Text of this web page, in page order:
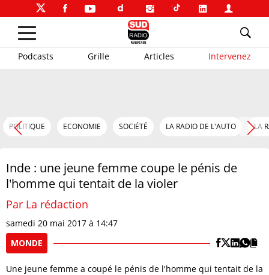
Podcasts Grille Articles Intervenez
POLITIQUE ECONOMIE SOCIÉTÉ LA RADIO DE L'AUTO LA
Inde : une jeune femme coupe le pénis de
l'homme qui tentait de la violer
Par La rédaction
samedi 20 mai 2017 à 14:47
MONDE
Une jeune femme a coupé le pénis de l'homme qui tentait de la